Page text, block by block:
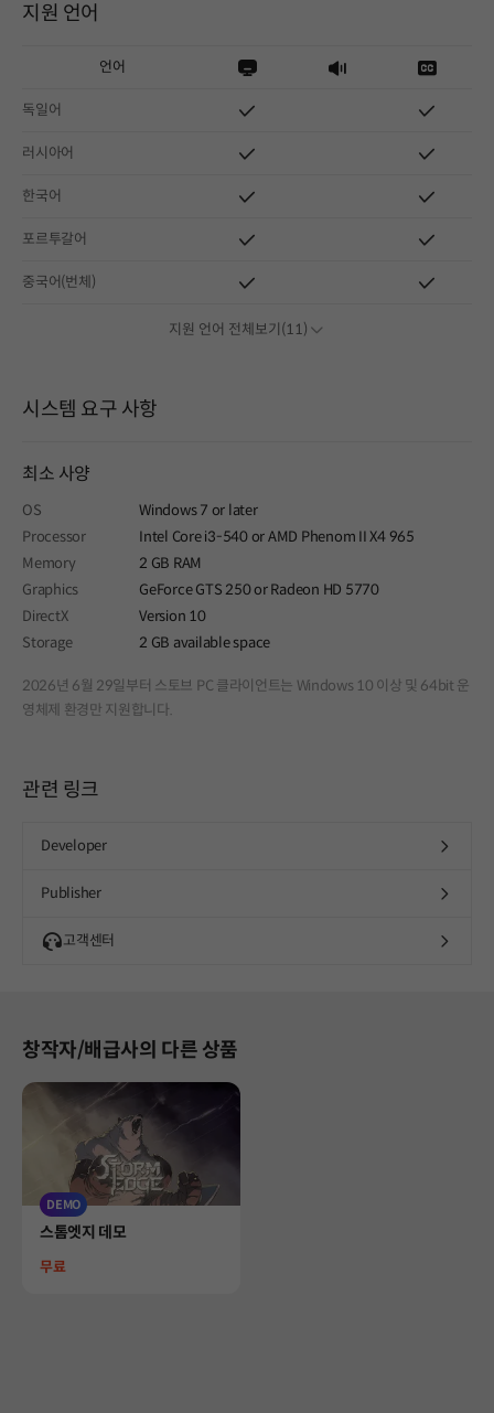
지원 언어
언어
독일어
러시아어
한국어
포르투갈어
중국어(번체)
지원 언어 전체보기(11)
시스템 요구 사항
최소 사양
OS
Windows 7 or later
Processor
Intel Core i3-540 or AMD Phenom II X4 965
Memory
2 GB RAM
Graphics
GeForce GTS 250 or Radeon HD 5770
DirectX
Version 10
Storage
2 GB available space
2026년 6월 29일부터 스토브 PC 클라이언트는 Windows 10 이상 및 64bit 운
영체제 환경만 지원합니다.
관련 링크
Developer
Publisher
고객센터
창작자/배급사의 다른 상품
DEMO
Product
스톰엣지 데모
Price
무료